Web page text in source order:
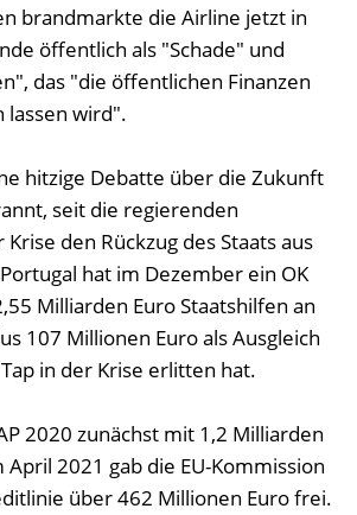
brandmarkte die Airline jetzt in
öffentlich als "Schade" und
das "die öffentlichen Finanzen
lassen wird".
hitzige Debatte über die Zukunft
seit die regierenden
den Rückzug des Staats aus
hat im Dezember ein OK
Milliarden Euro Staatshilfen an
107 Millionen Euro als Ausgleich
in der Krise erlitten hat.
2020 zunächst mit 1,2 Milliarden
April 2021 gab die EU-Kommission
über 462 Millionen Euro frei.